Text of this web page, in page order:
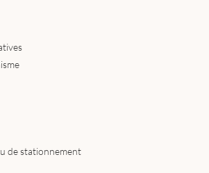
de stationnement